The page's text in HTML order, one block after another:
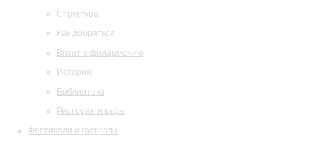
Структура
Как добраться
Визит в филармонию
История
Библиотека
Ресторан и кафе
Фестивали и гастроли